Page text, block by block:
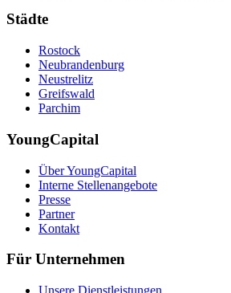
Städte
Rostock
Neubrandenburg
Neustrelitz
Greifswald
Parchim
YoungCapital
Über YoungCapital
Interne Stellenangebote
Presse
Partner
Kontakt
Für Unternehmen
Unsere Dienstleistungen